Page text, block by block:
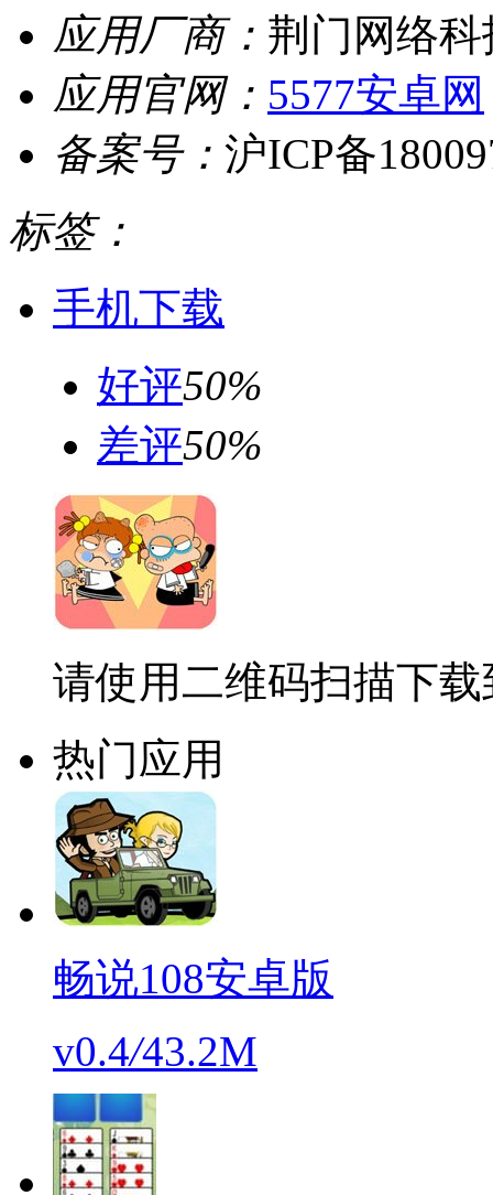
应用厂商： 荆门网络
应用官网： 5577安卓网
备案号： 沪ICP备
标签：
手机下载
好评50%
差评50%
请使用二维码扫描下
热门应用
畅说108安卓版
v0.4/43.2M